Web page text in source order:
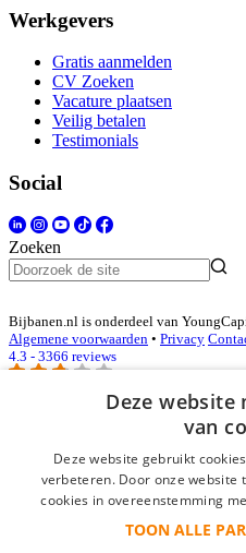
Werkgevers
Gratis aanmelden
CV Zoeken
Vacature plaatsen
Veilig betalen
Testimonials
Social
Zoeken
Bijbanen.nl is onderdeel van
Algemene voorwaarden • Privacy
4.3 - 3366 reviews
E-mail*
Deze website
van
Deze website gebruikt
verbeteren. Door onze website
cookies in overeenstemming
TOON ALLE